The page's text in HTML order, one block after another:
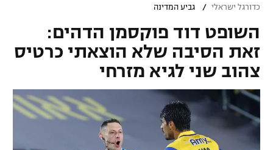
ליגה לאומית
גביע הטוטו
גביע המדינה
נבחרת ישראל
כדורגל עולמי
ליגת האלופות
ליגה אירופית
ליגה אנגלית
ליגה גרמנית
כדורסל ישראלי
ליגת ווינר סל
ליגה לאומית
כדורסל נשים
כדורסל עולמי
NBA
ענפים נוספים
כדורגל ישראלי / גביע המדינה
השופט דוד פוקסמן הדהים:
זאת הסיבה שלא הוצאתי כרטיס
צהוב שני לגיא מזרחי